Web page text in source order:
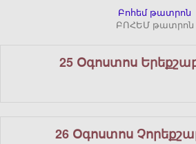
Բոհեմ թատրոն
ԲՈՀԵՄ թատրոն
25 Օգոստոս
26 Օգոստոս